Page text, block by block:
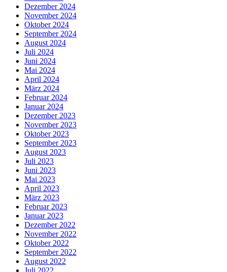
Dezember 2024
November 2024
Oktober 2024
September 2024
August 2024
Juli 2024
Juni 2024
Mai 2024
April 2024
März 2024
Februar 2024
Januar 2024
Dezember 2023
November 2023
Oktober 2023
September 2023
August 2023
Juli 2023
Juni 2023
Mai 2023
April 2023
März 2023
Februar 2023
Januar 2023
Dezember 2022
November 2022
Oktober 2022
September 2022
August 2022